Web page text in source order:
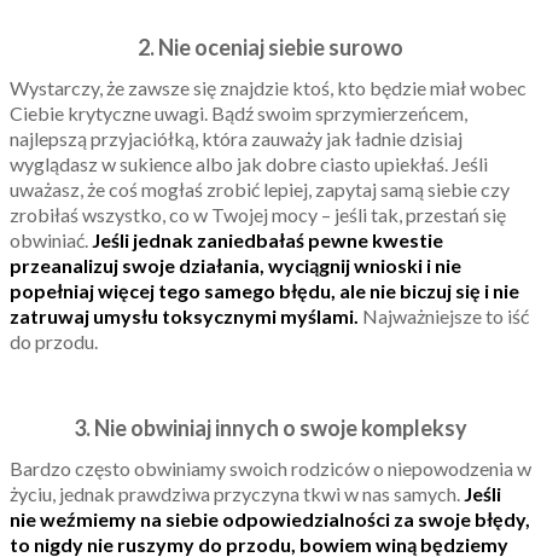
2. Nie oceniaj siebie surowo
Wystarczy, że zawsze się znajdzie ktoś, kto będzie miał wobec
Ciebie krytyczne uwagi. Bądź swoim sprzymierzeńcem,
najlepszą przyjaciółką, która zauważy jak ładnie dzisiaj
wyglądasz w sukience albo jak dobre ciasto upiekłaś. Jeśli
uważasz, że coś mogłaś zrobić lepiej, zapytaj samą siebie czy
zrobiłaś wszystko, co w Twojej mocy – jeśli tak, przestań się
obwiniać. Jeśli jednak zaniedbałaś pewne kwestie
przeanalizuj swoje działania, wyciągnij wnioski i nie
popełniaj więcej tego samego błędu, ale nie biczuj się i nie
zatruwaj umysłu toksycznymi myślami. Najważniejsze to iść
do przodu.
3. Nie obwiniaj innych o swoje kompleksy
Bardzo często obwiniamy swoich rodziców o niepowodzenia w
życiu, jednak prawdziwa przyczyna tkwi w nas samych. Jeśli
nie weźmiemy na siebie odpowiedzialności za swoje błędy,
to nigdy nie ruszymy do przodu, bowiem winą będziemy